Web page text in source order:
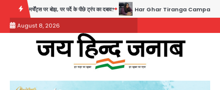
content
पर बोझ, पर पर्दे के पीछे ट्रंप का दबाव? Har Ghar Tiranga Campaign: गौतमबुद्धनगर में
August 8, 2026